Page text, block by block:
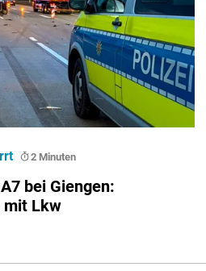
bei Giengen:
mit Lkw
2 Minuten